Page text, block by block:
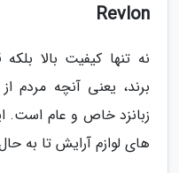
Revlon
نه تنها کیفیت بالا
برند، یعنی آنچه مردم
زبانزد خاص و عام است.
های لوازم آرایش تا به